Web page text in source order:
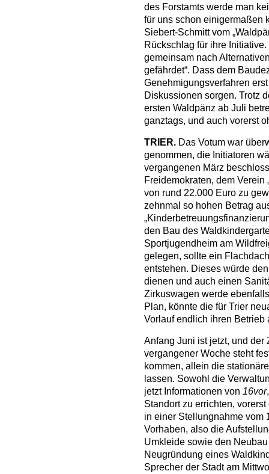
des Forstamts werde man
für uns schon einigermaßen
Siebert-Schmitt vom
Rückschlag für ihre
gemeinsam nach
gefährdet“. Dass dem
Genehmigungsverfahren
Diskussionen sorgen. Trotz
ersten Waldpänz ab Juli
ganztags, und auch vorerst
TRIER. Das Votum war
genommen, die Initiatoren
vergangenen März
Freidemokraten, dem Verein
von rund 22.000 Euro zu
zehnmal so hohen Betrag
den Bau des
Sportjugendheim am
gelegen, sollte ein
entstehen. Dieses würde
dienen und auch einen
Zirkuswagen werde
Plan, könnte die für Trier
Vorlauf endlich ihren Betrieb
Anfang Juni ist jetzt, und der
vergangener Woche steht
kommen, allein die
lassen. Sowohl die
jetzt Informationen von 16vor
Standort zu errichten,
in einer Stellungnahme vom
Vorhaben, also die
Umkleide sowie den
Neugründung eines
Sprecher der Stadt am